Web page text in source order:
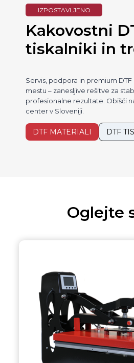
IZPOSTAVLJENO
Kakovostni
tiskalniki in
Servis, podpora in premium
mestu – zanesljive rešitve za
profesionalne rezultate. Obišči
center v Sloveniji.
DTF MATERIALI DTF
Oglejte